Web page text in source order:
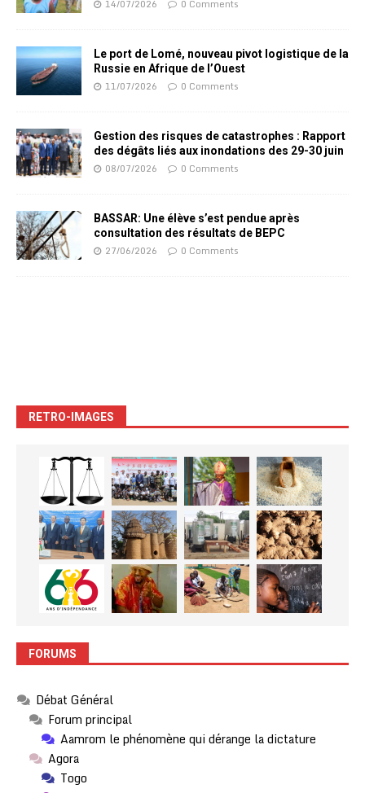
14/07/2026 0 Comments
Le port de Lomé, nouveau pivot logistique de la
Russie en Afrique de l’Ouest
11/07/2026 0 Comments
Gestion des risques de catastrophes : Rapport
des dégâts liés aux inondations des 29-30 juin
08/07/2026 0 Comments
BASSAR: Une élève s’est pendue après
consultation des résultats de BEPC
27/06/2026 0 Comments
RETRO-IMAGES
FORUMS
Débat Général
Forum principal
Aamrom le phénomène qui dérange la dictature
Agora
Togo